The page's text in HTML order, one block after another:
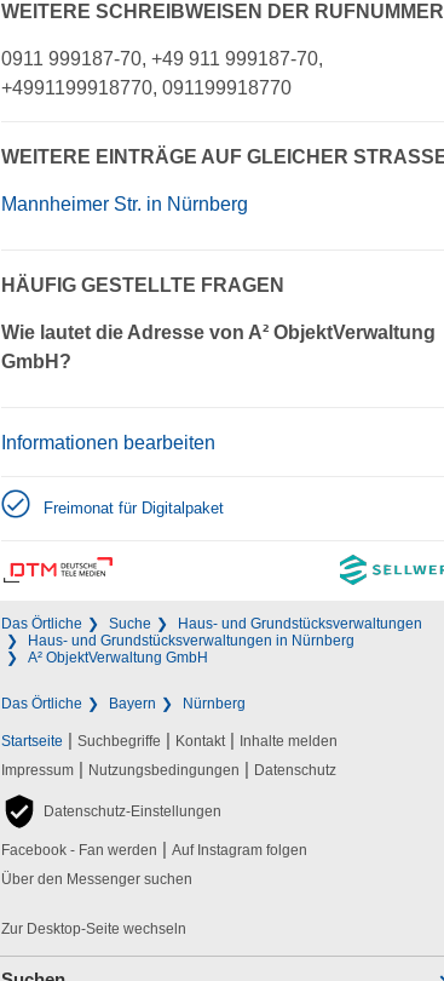
WEITERE SCHREIBWEISEN DER RUFNUMMER
0911 999187-70, +49 911 999187-70,
+4991199918770, 091199918770
WEITERE EINTRÄGE AUF GLEICHER STRASSE
Mannheimer Str. in Nürnberg
HÄUFIG GESTELLTE FRAGEN
Wie lautet die Adresse von A² ObjektVerwaltung
GmbH?
Informationen bearbeiten
Freimonat für Digitalpaket
Das Örtliche Suche
Haus- und Grundstücksverwaltungen
Haus- und Grundstücksverwaltungen in Nürnberg
A² ObjektVerwaltung GmbH
Das Örtliche Bayern Nürnberg
Startseite | Suchbegriffe | Kontakt | Inhalte melden
Impressum | Nutzungsbedingungen | Datenschutz
Datenschutz-Einstellungen
Facebook - Fan werden | Auf Instagram folgen
Über den Messenger suchen
Zur Desktop-Seite wechseln